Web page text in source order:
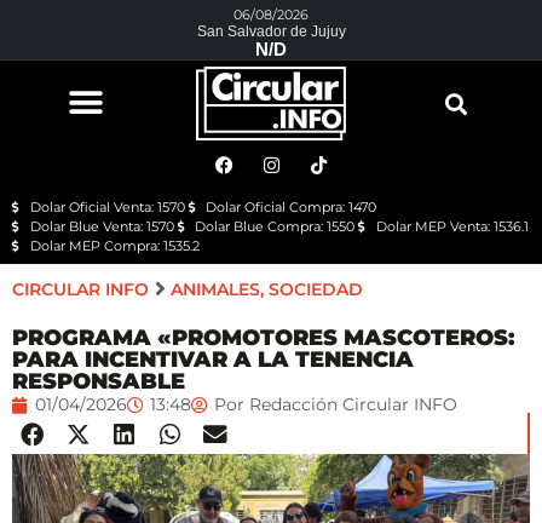
06/08/2026
San Salvador de Jujuy
N/D
Dolar Oficial Venta: 1570
Dolar Oficial Compra: 1470
Dolar Blue Venta: 1570
Dolar Blue Compra: 1550
Dolar MEP Venta: 1536.1
Dolar MEP Compra: 1535.2
CIRCULAR INFO ANIMALES, SOCIEDAD
PROGRAMA «PROMOTORES MASCOTEROS:
PARA INCENTIVAR A LA TENENCIA
RESPONSABLE
01/04/2026 13:48 Por Redacción Circular INFO